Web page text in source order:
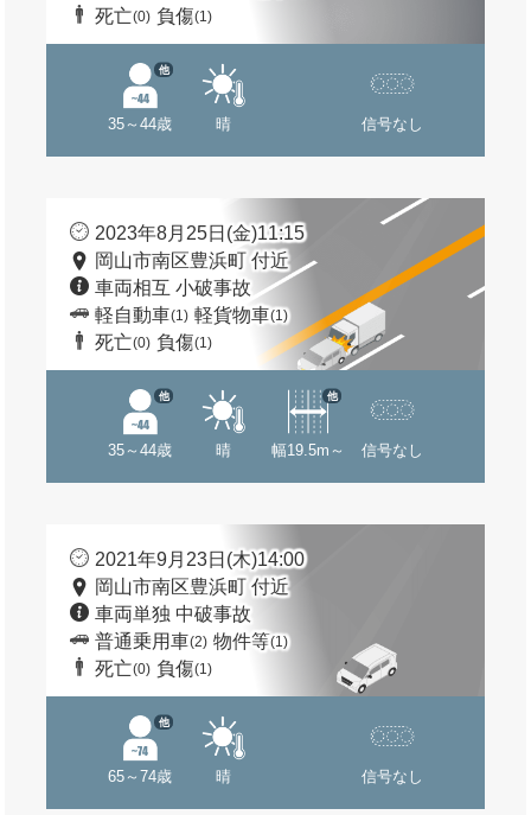
死亡(0) 負傷(1)
35～44歳
他
晴 信号なし
2023年8月25日(金)11:15
岡山市南区豊浜町 付近
車両相互 小破事故
軽自動車(1) 軽貨物車(1)
死亡(0) 負傷(1)
35～44歳
他
晴 幅19.5m～
他
信号なし
2021年9月23日(木)14:00
岡山市南区豊浜町 付近
車両単独 中破事故
普通乗用車(2) 物件等(1)
死亡(0) 負傷(1)
65～74歳
他
晴 信号なし